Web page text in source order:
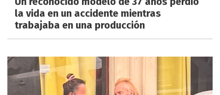
la vida en un accidente mientras
trabajaba en una producción